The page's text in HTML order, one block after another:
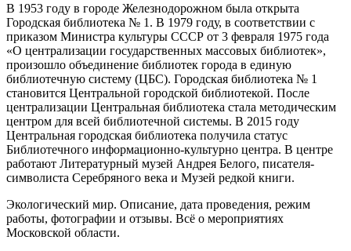
В 1953 году в городе Железнодорожном была открыта
Городская библиотека № 1. В 1979 году, в соответствии с
приказом Министра культуры СССР от 3 февраля 1975 года
«О централизации государственных массовых библиотек»,
произошло объединение библиотек города в единую
библиотечную систему (ЦБС). Городская библиотека № 1
становится Центральной городской библиотекой. После
централизации Центральная библиотека стала методическим
центром для всей библиотечной системы. В 2015 году
Центральная городская библиотека получила статус
Библиотечного информационно-культурно центра. В центре
работают Литературный музей Андрея Белого, писателя-
символиста Серебряного века и Музей редкой книги.
Экологический мир. Описание, дата проведения, режим
работы, фотографии и отзывы. Всё о мероприятиях
Московской области.